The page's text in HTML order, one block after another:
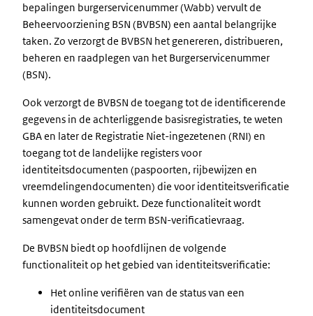
bepalingen burgerservicenummer (Wabb) vervult de
Beheervoorziening BSN (BVBSN) een aantal belangrijke
taken. Zo verzorgt de BVBSN het genereren, distribueren,
beheren en raadplegen van het Burgerservicenummer
(BSN).
Ook verzorgt de BVBSN de toegang tot de identificerende
gegevens in de achterliggende basisregistraties, te weten
GBA en later de Registratie Niet-ingezetenen (RNI) en
toegang tot de landelijke registers voor
identiteitsdocumenten (paspoorten, rijbewijzen en
vreemdelingendocumenten) die voor identiteitsverificatie
kunnen worden gebruikt. Deze functionaliteit wordt
samengevat onder de term BSN-verificatievraag.
De BVBSN biedt op hoofdlijnen de volgende
functionaliteit op het gebied van identiteitsverificatie:
Het online verifiëren van de status van een
identiteitsdocument